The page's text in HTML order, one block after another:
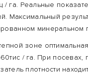
га. Реальные
Максимальный
минеральном
зоне оптимальная
/ га. При
плотности